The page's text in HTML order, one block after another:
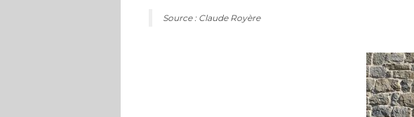
Source : Claude Royère